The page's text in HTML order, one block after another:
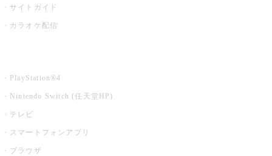
サイトガイド
カラオケ配信
PlayStation®4
Nintendo Switch (任天堂HP)
テレビ
スマートフォンアプリ
ブラウザ